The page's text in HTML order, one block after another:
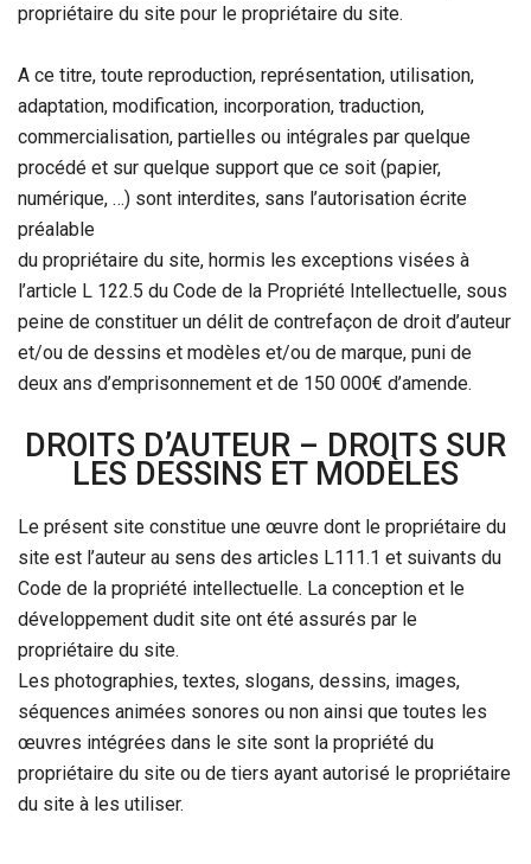
propriétaire du site pour le propriétaire du site.
A ce titre, toute reproduction, représentation, utilisation,
adaptation, modification, incorporation, traduction,
commercialisation, partielles ou intégrales par quelque
procédé et sur quelque support que ce soit (papier,
numérique, …) sont interdites, sans l’autorisation écrite
préalable
du propriétaire du site, hormis les exceptions visées à
l’article L 122.5 du Code de la Propriété Intellectuelle, sous
peine de constituer un délit de contrefaçon de droit d’auteur
et/ou de dessins et modèles et/ou de marque, puni de
deux ans d’emprisonnement et de 150 000€ d’amende.
DROITS D’AUTEUR – DROITS SUR
LES DESSINS ET MODÈLES
Le présent site constitue une œuvre dont le propriétaire du
site est l’auteur au sens des articles L111.1 et suivants du
Code de la propriété intellectuelle. La conception et le
développement dudit site ont été assurés par le
propriétaire du site.
Les photographies, textes, slogans, dessins, images,
séquences animées sonores ou non ainsi que toutes les
œuvres intégrées dans le site sont la propriété du
propriétaire du site ou de tiers ayant autorisé le propriétaire
du site à les utiliser.